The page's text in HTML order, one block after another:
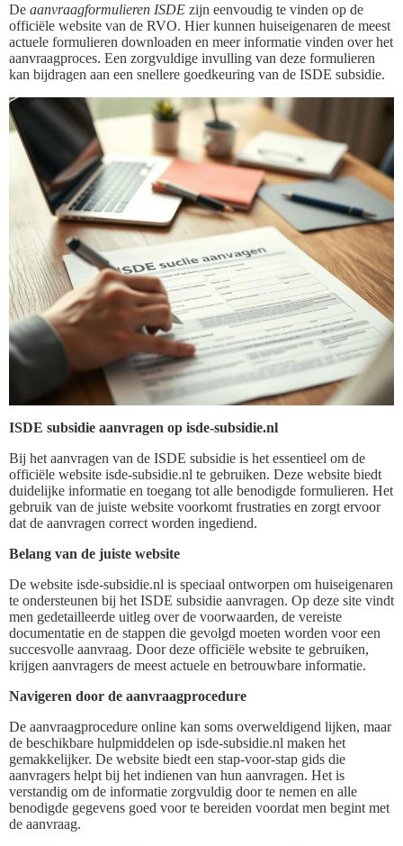
De aanvraagformulieren ISDE zijn eenvoudig te vinden op de
officiële website van de RVO. Hier kunnen huiseigenaren de meest
actuele formulieren downloaden en meer informatie vinden over het
aanvraagproces. Een zorgvuldige invulling van deze formulieren
kan bijdragen aan een snellere goedkeuring van de ISDE subsidie.
ISDE subsidie aanvragen op isde-subsidie.nl
Bij het aanvragen van de ISDE subsidie is het essentieel om de
officiële website isde-subsidie.nl te gebruiken. Deze website biedt
duidelijke informatie en toegang tot alle benodigde formulieren. Het
gebruik van de juiste website voorkomt frustraties en zorgt ervoor
dat de aanvragen correct worden ingediend.
Belang van de juiste website
De website isde-subsidie.nl is speciaal ontworpen om huiseigenaren
te ondersteunen bij het ISDE subsidie aanvragen. Op deze site vindt
men gedetailleerde uitleg over de voorwaarden, de vereiste
documentatie en de stappen die gevolgd moeten worden voor een
succesvolle aanvraag. Door deze officiële website te gebruiken,
krijgen aanvragers de meest actuele en betrouwbare informatie.
Navigeren door de aanvraagprocedure
De aanvraagprocedure online kan soms overweldigend lijken, maar
de beschikbare hulpmiddelen op isde-subsidie.nl maken het
gemakkelijker. De website biedt een stap-voor-stap gids die
aanvragers helpt bij het indienen van hun aanvragen. Het is
verstandig om de informatie zorgvuldig door te nemen en alle
benodigde gegevens goed voor te bereiden voordat men begint met
de aanvraag.